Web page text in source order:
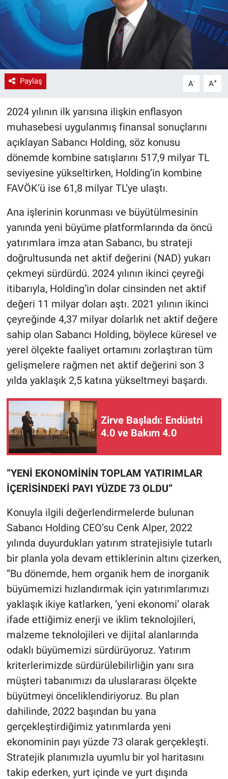
Paylaş A- A+
2024 yılının ilk yarısına ilişkin enflasyon
muhasebesi uygulanmış finansal sonuçlarını
açıklayan Sabancı Holding, söz konusu
dönemde kombine satışlarını 517,9 milyar TL
seviyesine yükseltirken, Holding’in kombine
FAVÖK’ü ise 61,8 milyar TL’ye ulaştı.
Ana işlerinin korunması ve büyütülmesinin
yanında yeni büyüme platformlarında da öncü
yatırımlara imza atan Sabancı, bu strateji
doğrultusunda net aktif değerini (NAD) yukarı
çekmeyi sürdürdü. 2024 yılının ikinci çeyreği
itibarıyla, Holding’in dolar cinsinden net aktif
değeri 11 milyar doları aştı. 2021 yılının ikinci
çeyreğinde 4,37 milyar dolarlık net aktif değere
sahip olan Sabancı Holding, böylece küresel ve
yerel ölçekte faaliyet ortamını zorlaştıran tüm
gelişmelere rağmen net aktif değerini son 3
yılda yaklaşık 2,5 katına yükseltmeyi başardı.
Zirve Başladı: Endüstri
4.0 ve Bakım 4.0
“YENİ EKONOMİNİN TOPLAM YATIRIMLAR
İÇERİSİNDEKİ PAYI YÜZDE 73 OLDU”
Konuyla ilgili değerlendirmelerde bulunan
Sabancı Holding CEO’su Cenk Alper, 2022
yılında duyurdukları yatırım stratejisiyle tutarlı
bir planla yola devam ettiklerinin altını çizerken,
“Bu dönemde, hem organik hem de inorganik
büyümemizi hızlandırmak için yatırımlarımızı
yaklaşık ikiye katlarken, ‘yeni ekonomi’ olarak
ifade ettiğimiz enerji ve iklim teknolojileri,
malzeme teknolojileri ve dijital alanlarında
odaklı büyümemizi sürdürüyoruz. Yatırım
kriterlerimizde sürdürülebilirliğin yanı sıra
müşteri tabanımızı da uluslararası ölçekte
büyütmeyi önceliklendiriyoruz. Bu plan
dahilinde, 2022 başından bu yana
gerçekleştirdiğimiz yatırımlarda yeni
ekonominin payı yüzde 73 olarak gerçekleşti.
Stratejik planımızla uyumlu bir yol haritasını
takip ederken, yurt içinde ve yurt dışında